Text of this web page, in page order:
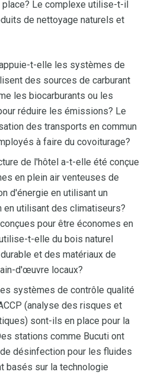
Le complexe utilise-t-il
de nettoyage naturels et
t-elle les systèmes de
des sources de carburant
les biocarburants ou les
réduire les émissions? Le
des transports en commun
à faire du covoiturage?
de l'hôtel a-t-elle été conçue
en plein air venteuses de
d'énergie en utilisant un
en utilisant des climatiseurs?
pour être économes en
t-elle du bois naturel
et des matériaux de
d'œuvre locaux?
systèmes de contrôle qualité
(analyse des risques et
sont-ils en place pour la
stations comme Bucuti ont
désinfection pour les fluides
basés sur la technologie